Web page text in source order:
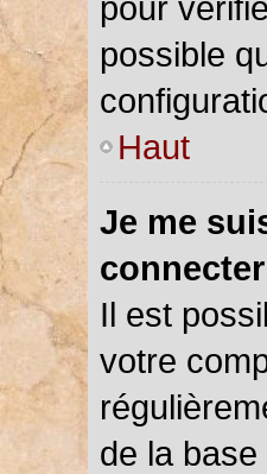
possible
Haut
Je me
Il est
votre
de la